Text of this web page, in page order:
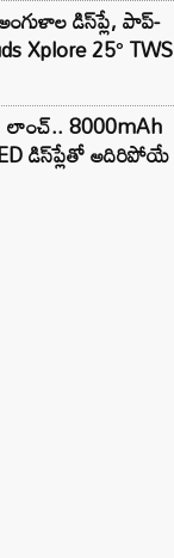
డిస్‌ప్లే, పాప్-
Xplore 25° TWS
లాంచ్.. 8000mAh
డిస్‌ప్లేతో అదిరిపోయే